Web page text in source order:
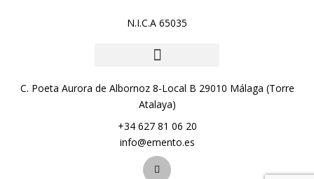
N.I.C.A 65035
C. Poeta Aurora de Albornoz 8-Local B 29010 Málaga (Torre
Atalaya)
+34 627 81 06 20
info@emento.es